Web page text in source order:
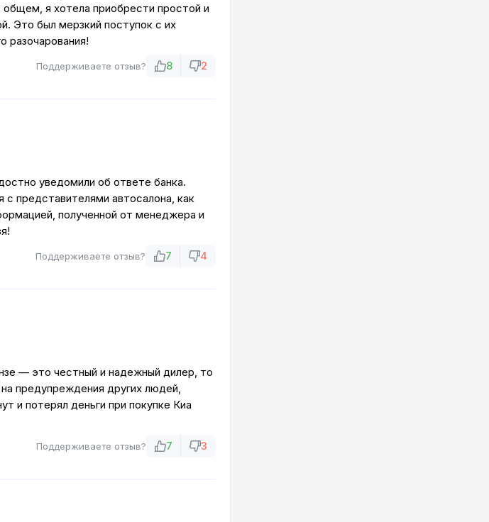
я хотела приобрести простой и
Это был мерзкий поступок с их
разочарования!
Поддерживаете отзыв? 8 2
уведомили об ответе банка.
представителями автосалона, как
полученной от менеджера и
Поддерживаете отзыв? 7 4
— это честный и надежный дилер, то
предупреждения других людей,
и потерял деньги при покупке Киа
Поддерживаете отзыв? 7 3